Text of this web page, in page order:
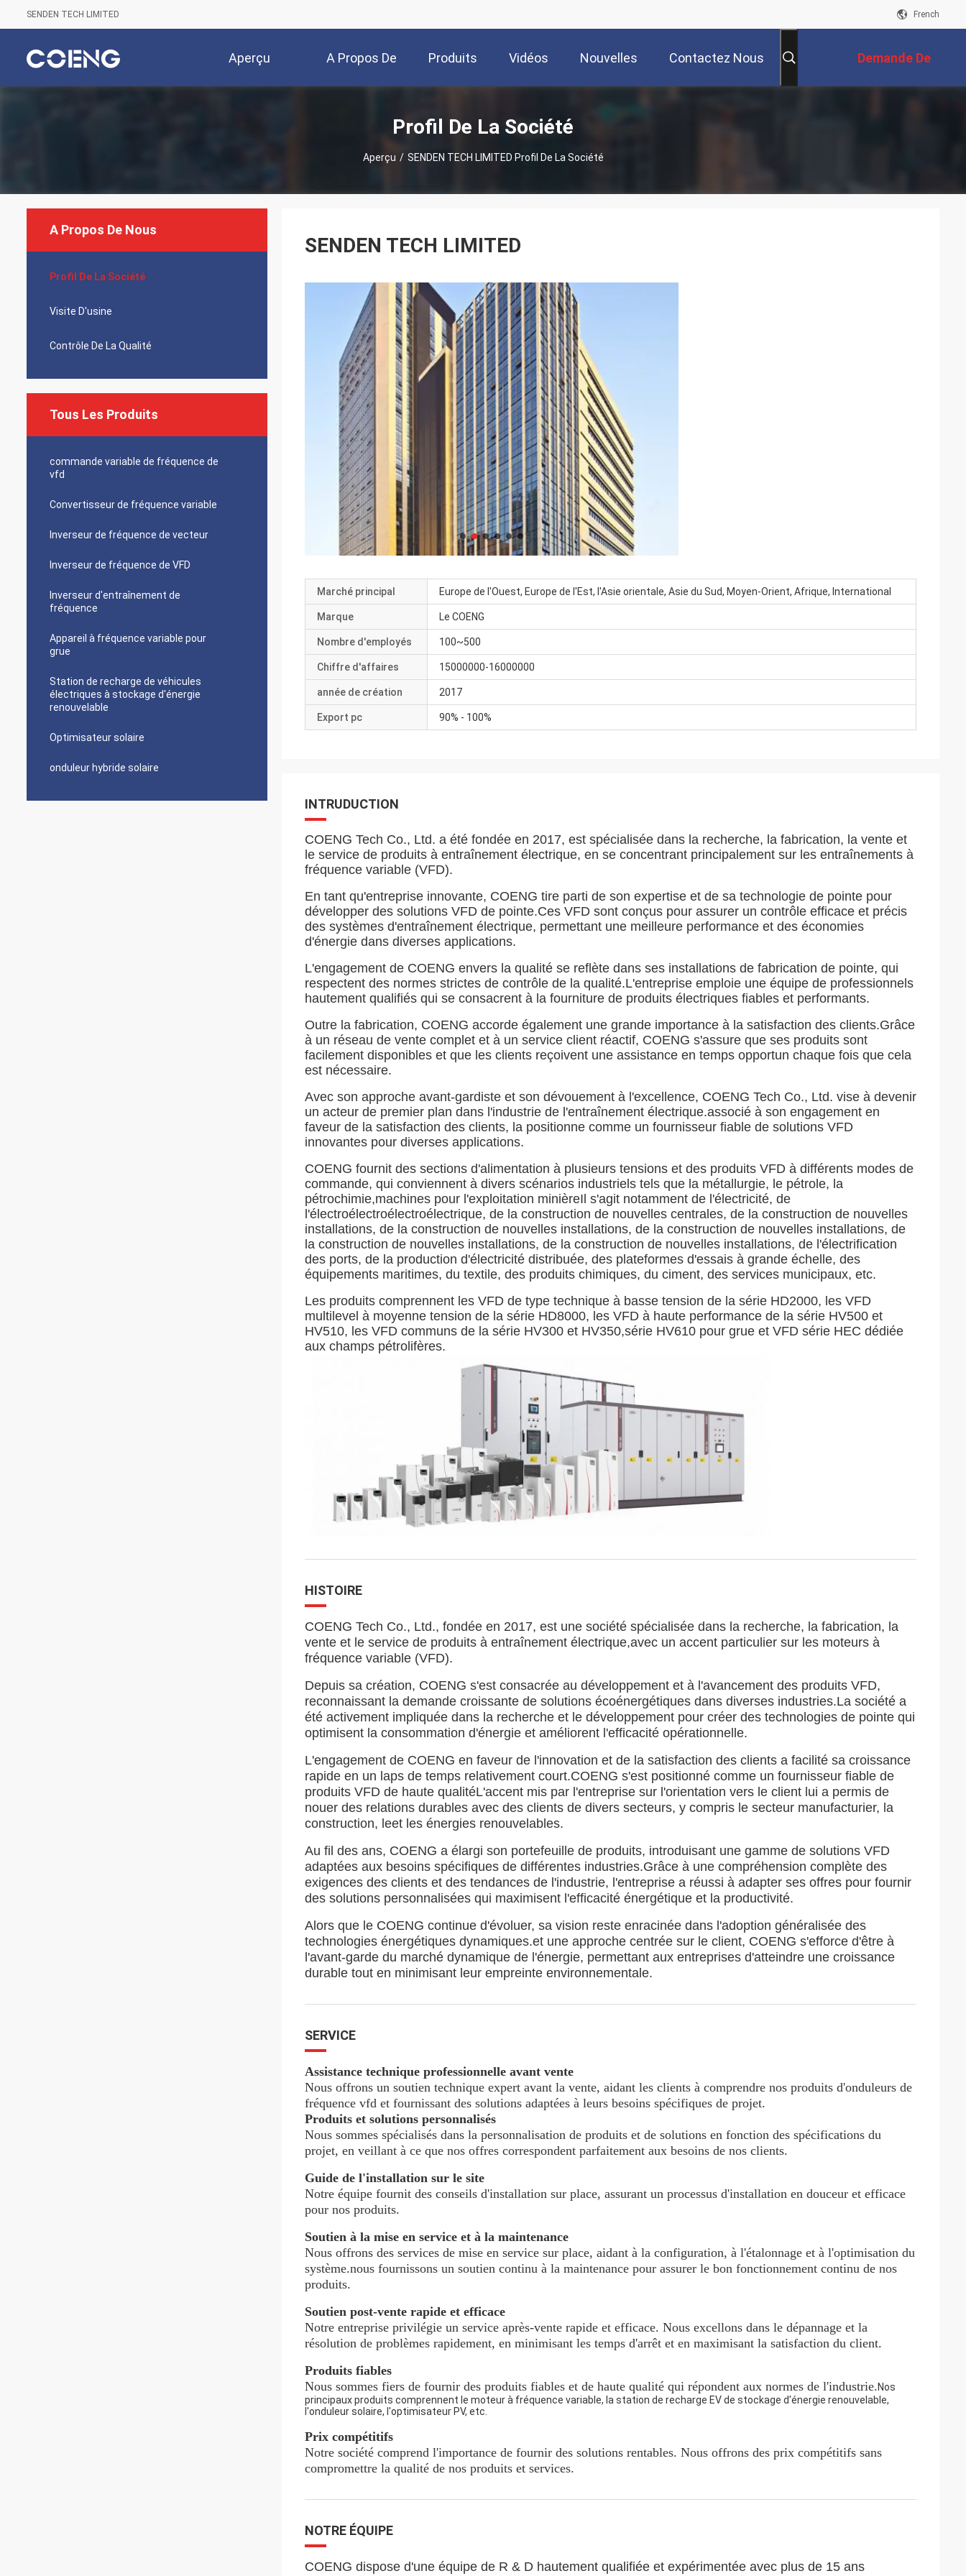
SENDEN TECH LIMITED French
Aperçu A Propos De
Nous
Produits Vidéos Nouvelles Contactez Nous Demande De
Soumission
Profil De La Société
Aperçu / SENDEN TECH LIMITED Profil De La Société
A Propos De Nous
Profil De La Société
Visite D'usine
Contrôle De La Qualité
Tous Les Produits
commande variable de fréquence de
vfd
Convertisseur de fréquence variable
Inverseur de fréquence de vecteur
Inverseur de fréquence de VFD
Inverseur d'entraînement de
fréquence
Appareil à fréquence variable pour
grue
Station de recharge de véhicules
électriques à stockage d'énergie
renouvelable
Optimisateur solaire
onduleur hybride solaire
SENDEN TECH LIMITED
Marché principal Europe de l'Ouest, Europe de l'Est, l'Asie orientale, Asie du Sud, Moyen-Orient, Afrique, International
Marque Le COENG
Nombre d'employés 100~500
Chiffre d'affaires 15000000-16000000
année de création 2017
Export pc 90% - 100%
INTRUDUCTION
COENG Tech Co., Ltd. a été fondée en 2017, est spécialisée dans la recherche, la fabrication, la vente et
le service de produits à entraînement électrique, en se concentrant principalement sur les entraînements à
fréquence variable (VFD).
En tant qu'entreprise innovante, COENG tire parti de son expertise et de sa technologie de pointe pour
développer des solutions VFD de pointe.Ces VFD sont conçus pour assurer un contrôle efficace et précis
des systèmes d'entraînement électrique, permettant une meilleure performance et des économies
d'énergie dans diverses applications.
L'engagement de COENG envers la qualité se reflète dans ses installations de fabrication de pointe, qui
respectent des normes strictes de contrôle de la qualité.L'entreprise emploie une équipe de professionnels
hautement qualifiés qui se consacrent à la fourniture de produits électriques fiables et performants.
Outre la fabrication, COENG accorde également une grande importance à la satisfaction des clients.Grâce
à un réseau de vente complet et à un service client réactif, COENG s'assure que ses produits sont
facilement disponibles et que les clients reçoivent une assistance en temps opportun chaque fois que cela
est nécessaire.
Avec son approche avant-gardiste et son dévouement à l'excellence, COENG Tech Co., Ltd. vise à devenir
un acteur de premier plan dans l'industrie de l'entraînement électrique.associé à son engagement en
faveur de la satisfaction des clients, la positionne comme un fournisseur fiable de solutions VFD
innovantes pour diverses applications.
COENG fournit des sections d'alimentation à plusieurs tensions et des produits VFD à différents modes de
commande, qui conviennent à divers scénarios industriels tels que la métallurgie, le pétrole, la
pétrochimie,machines pour l'exploitation minièreIl s'agit notamment de l'électricité, de
l'électroélectroélectroélectrique, de la construction de nouvelles centrales, de la construction de nouvelles
installations, de la construction de nouvelles installations, de la construction de nouvelles installations, de
la construction de nouvelles installations, de la construction de nouvelles installations, de l'électrification
des ports, de la production d'électricité distribuée, des plateformes d'essais à grande échelle, des
équipements maritimes, du textile, des produits chimiques, du ciment, des services municipaux, etc.
Les produits comprennent les VFD de type technique à basse tension de la série HD2000, les VFD
multilevel à moyenne tension de la série HD8000, les VFD à haute performance de la série HV500 et
HV510, les VFD communs de la série HV300 et HV350,série HV610 pour grue et VFD série HEC dédiée
aux champs pétrolifères.
HISTOIRE
COENG Tech Co., Ltd., fondée en 2017, est une société spécialisée dans la recherche, la fabrication, la
vente et le service de produits à entraînement électrique,avec un accent particulier sur les moteurs à
fréquence variable (VFD).
Depuis sa création, COENG s'est consacrée au développement et à l'avancement des produits VFD,
reconnaissant la demande croissante de solutions écoénergétiques dans diverses industries.La société a
été activement impliquée dans la recherche et le développement pour créer des technologies de pointe qui
optimisent la consommation d'énergie et améliorent l'efficacité opérationnelle.
L'engagement de COENG en faveur de l'innovation et de la satisfaction des clients a facilité sa croissance
rapide en un laps de temps relativement court.COENG s'est positionné comme un fournisseur fiable de
produits VFD de haute qualitéL'accent mis par l'entreprise sur l'orientation vers le client lui a permis de
nouer des relations durables avec des clients de divers secteurs, y compris le secteur manufacturier, la
construction, leet les énergies renouvelables.
Au fil des ans, COENG a élargi son portefeuille de produits, introduisant une gamme de solutions VFD
adaptées aux besoins spécifiques de différentes industries.Grâce à une compréhension complète des
exigences des clients et des tendances de l'industrie, l'entreprise a réussi à adapter ses offres pour fournir
des solutions personnalisées qui maximisent l'efficacité énergétique et la productivité.
Alors que le COENG continue d'évoluer, sa vision reste enracinée dans l'adoption généralisée des
technologies énergétiques dynamiques.et une approche centrée sur le client, COENG s'efforce d'être à
l'avant-garde du marché dynamique de l'énergie, permettant aux entreprises d'atteindre une croissance
durable tout en minimisant leur empreinte environnementale.
SERVICE
Assistance technique professionnelle avant vente
Nous offrons un soutien technique expert avant la vente, aidant les clients à comprendre nos produits d'onduleurs de
fréquence vfd et fournissant des solutions adaptées à leurs besoins spécifiques de projet.
Produits et solutions personnalisés
Nous sommes spécialisés dans la personnalisation de produits et de solutions en fonction des spécifications du
projet, en veillant à ce que nos offres correspondent parfaitement aux besoins de nos clients.
Guide de l'installation sur le site
Notre équipe fournit des conseils d'installation sur place, assurant un processus d'installation en douceur et efficace
pour nos produits.
Soutien à la mise en service et à la maintenance
Nous offrons des services de mise en service sur place, aidant à la configuration, à l'étalonnage et à l'optimisation du
système.nous fournissons un soutien continu à la maintenance pour assurer le bon fonctionnement continu de nos
produits.
Soutien post-vente rapide et efficace
Notre entreprise privilégie un service après-vente rapide et efficace. Nous excellons dans le dépannage et la
résolution de problèmes rapidement, en minimisant les temps d'arrêt et en maximisant la satisfaction du client.
Produits fiables
Nous sommes fiers de fournir des produits fiables et de haute qualité qui répondent aux normes de l'industrie.Nos
principaux produits comprennent le moteur à fréquence variable, la station de recharge EV de stockage d'énergie renouvelable,
l'onduleur solaire, l'optimisateur PV, etc.
Prix compétitifs
Notre société comprend l'importance de fournir des solutions rentables. Nous offrons des prix compétitifs sans
compromettre la qualité de nos produits et services.
NOTRE ÉQUIPE
COENG dispose d'une équipe de R & D hautement qualifiée et expérimentée avec plus de 15 ans